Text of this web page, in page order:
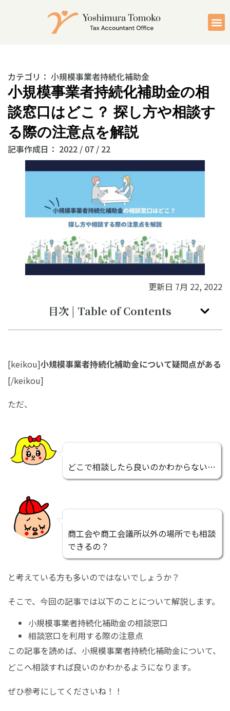
カテゴリ： 小規模事業者持続化補助金
小規模事業者持続化補助金の相
談窓口はどこ？ 探し方や相談す
る際の注意点を解説
記事作成日： 2022 / 07 / 22
更新日 7月 22, 2022
目次 | Table of Contents
[keikou]小規模事業者持続化補助金について疑問点がある
[/keikou]
ただ、
どこで相談したら良いのかわからない…
商工会や商工会議所以外の場所でも相談
できるの？
と考えている方も多いのではないでしょうか？
そこで、今回の記事では以下のことについて解説します。
小規模事業者持続化補助金の相談窓口
相談窓口を利用する際の注意点
この記事を読めば、小規模事業者持続化補助金について、
どこへ相談すれば良いのかわかるようになります。
ぜひ参考にしてくださいね！！